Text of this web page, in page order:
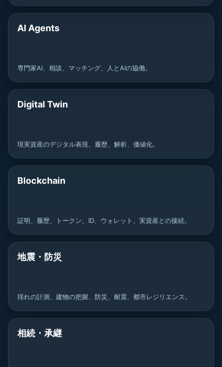
AI Agents
専門家AI、相談、マッチング、人とAIの協働。
Digital Twin
現実資産のデジタル表現、履歴、解析、価値化。
Blockchain
証明、履歴、トークン、ID、ウォレット、実資産との接続。
地震・防災
揺れの計測、建物の把握、防災、耐震、都市レジリエンス。
相続・承継